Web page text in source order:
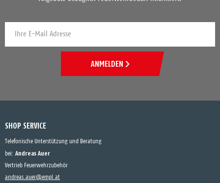
ANMELDEN
SHOP SERVICE
Telefonische Unterstützung und Beratung
bei: Andreas Auer
Vertrieb Feuerwehrzubehör
andreas.auer@empl.at